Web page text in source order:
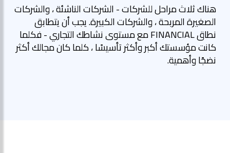
هناك ثلاث مراحل للشركات - الشركات الناشئة ، والشركات
الصغيرة المربحة ، والشركات الكبيرة. يجب أن يتطابق
نطاق FINANCIAL مع مستوى نشاطك التجاري - فكلما
كانت مؤسستك أكبر وأكثر تأسيسًا ، كلما كان مجالك أكثر
نضجًا وأهمية.